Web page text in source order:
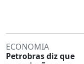
ECONOMIA
Petrobras diz que